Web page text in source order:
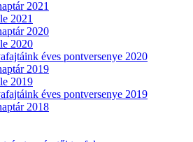
2021
2021
2020
2020
éves pontversenye 2020
2019
2019
éves pontversenye 2019
2018